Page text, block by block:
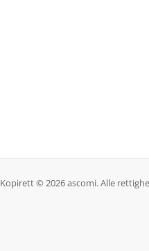
Kopirett © 2026 ascomi. Alle